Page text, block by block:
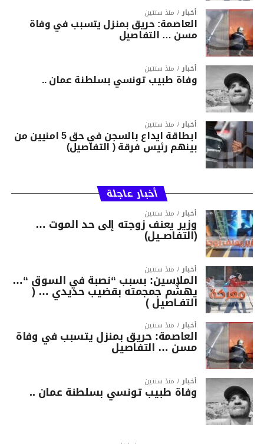
أخبار منذ سنتين
العاصمة: حريق بمنزل يتسبب في وفاة
مسن … التفاصيل
أخبار منذ سنتين
وفاة طبيب تونسي بسلطنة عمان ..
أخبار منذ سنتين
ابطاقة ايداع بالسجن في حق 5 امنيين من
بينهم رئيس فرقة ( التفاصيل)
أخبار عاجلة
أخبار منذ سنتين
وزير يعنف زوجته إلى حد الموت …
(التفاصــيل)
أخبار منذ سنتين
الملاسين: بسبب “نصبة في السوق “…
يهشّم جمجمته بقضيب حديدي … (
التفـاصيل )
أخبار منذ سنتين
العاصمة: حريق بمنزل يتسبب في وفاة
مسن … التفاصيل
أخبار منذ سنتين
وفاة طبيب تونسي بسلطنة عمان ..